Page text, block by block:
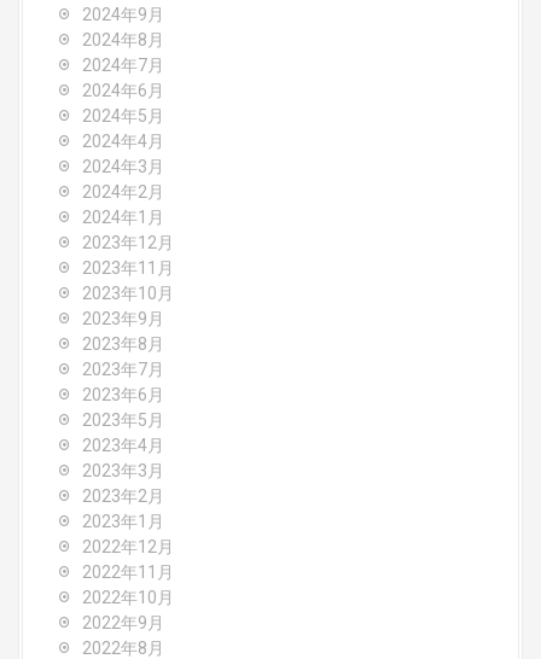
2024年9月
2024年8月
2024年7月
2024年6月
2024年5月
2024年4月
2024年3月
2024年2月
2024年1月
2023年12月
2023年11月
2023年10月
2023年9月
2023年8月
2023年7月
2023年6月
2023年5月
2023年4月
2023年3月
2023年2月
2023年1月
2022年12月
2022年11月
2022年10月
2022年9月
2022年8月